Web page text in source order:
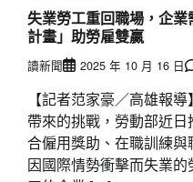
失業勞工重回職場，企
計畫」助勞雇雙贏
讀新聞 2025 年 10 月 16 日
【記者范家豪／高雄報
帶來的挑戰，勞動部近
合僱用獎助、在職訓練
因國際情勢衝擊而失業